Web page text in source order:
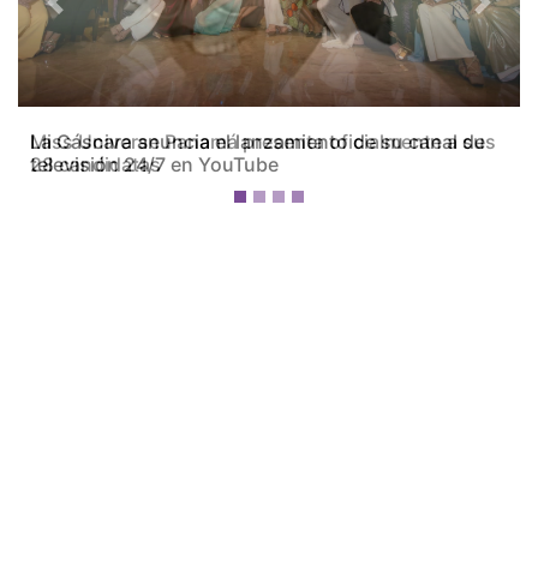
Miss Universe Panamá presenta oficialmente a sus
28 candidatas
Previous Next